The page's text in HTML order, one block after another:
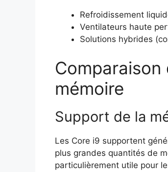
Refroidissement
Ventilateurs haute
Solutions hybrides
mémoire
Support de la
Les Core i9 supportent
plus grandes quantités de
particulièrement utile pour